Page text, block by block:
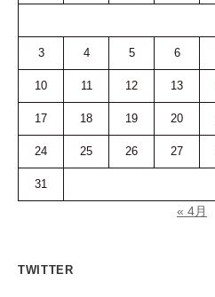
3 4 5 6
10 11 12 13
17 18 19 20
24 25 26 27
31
« 4月
TWITTER